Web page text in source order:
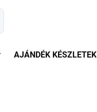
AJÁNDÉK KÉSZLETEK